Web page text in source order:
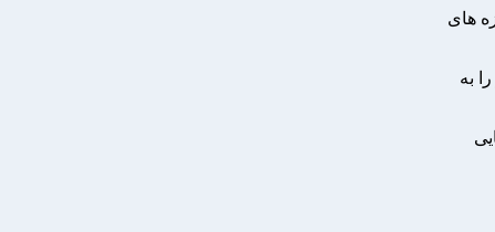
های
به